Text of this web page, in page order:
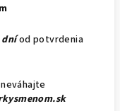
dníod potvrdenia